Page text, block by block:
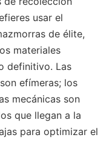
usar el
de élite,
materiales
definitivo. Las
efímeras; los
mecánicas son
que llegan a la
para optimizar el